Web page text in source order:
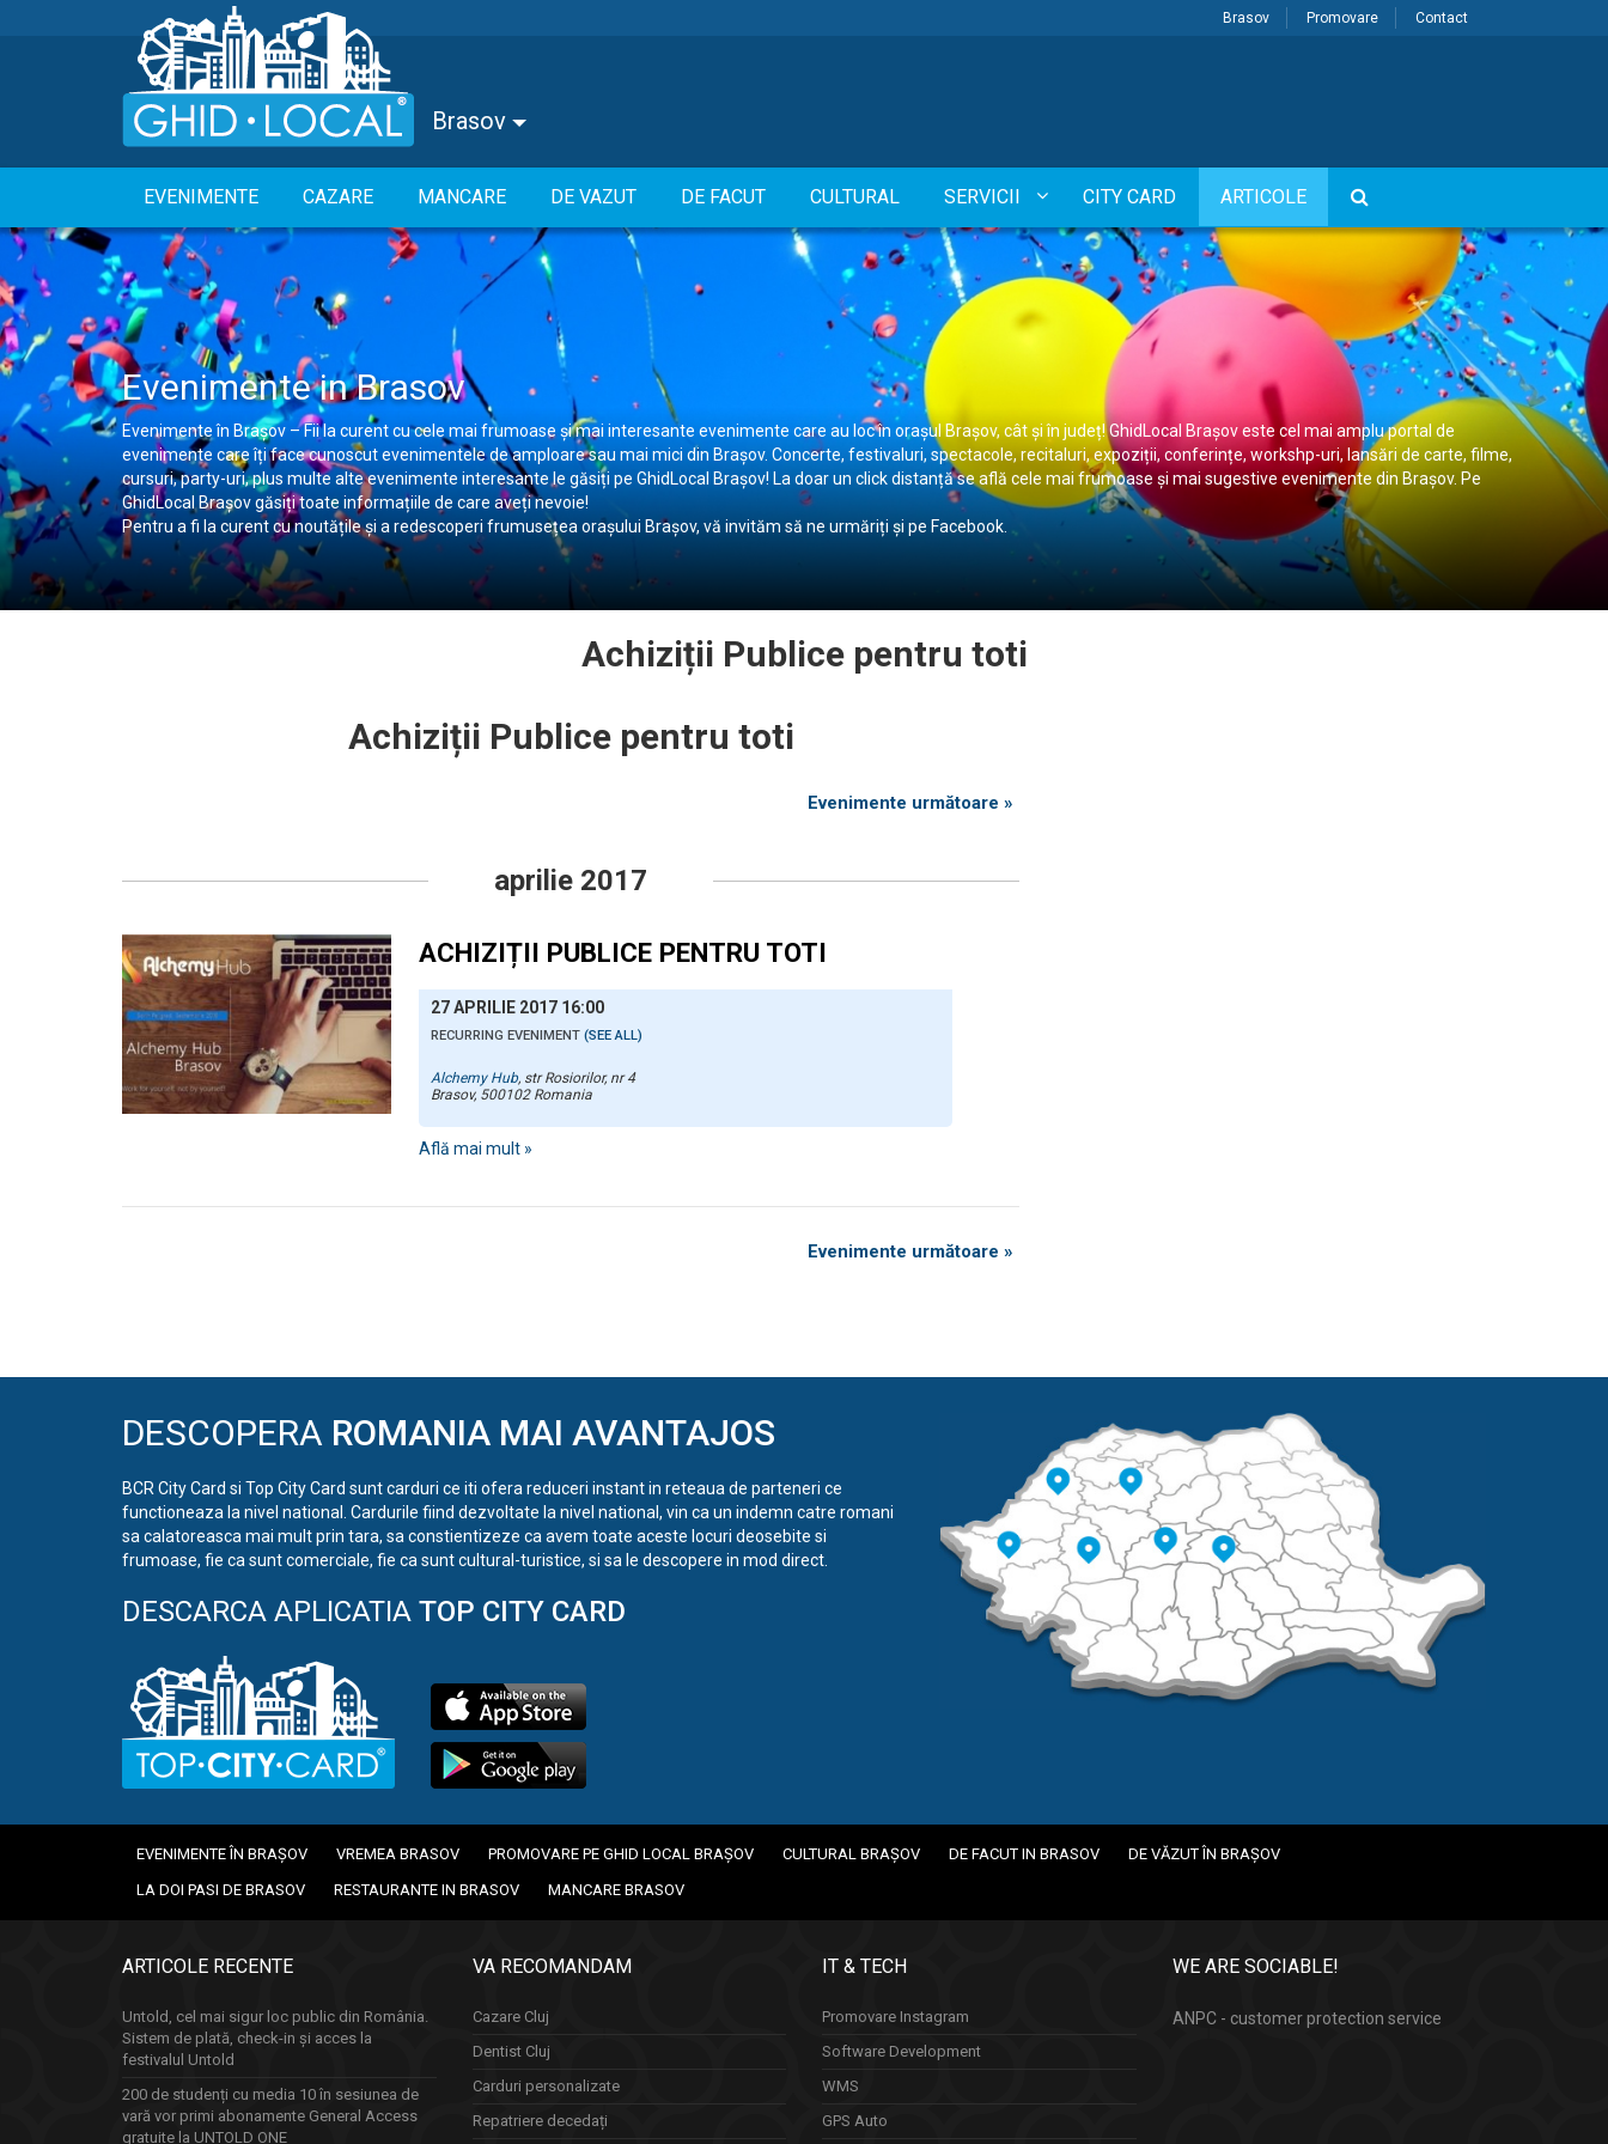
Brasov Promovare Contact
Brasov
EVENIMENTE CAZARE MANCARE DE VAZUT DE FACUT CULTURAL SERVICII CITY CARD ARTICOLE
Evenimente in Brasov
Evenimente în Brașov – Fii la curent cu cele mai frumoase și mai interesante evenimente care au loc în orașul Brașov, cât și în județ! GhidLocal Brașov este cel mai amplu portal de
evenimente care îți face cunoscut evenimentele de amploare sau mai mici din Brașov. Concerte, festivaluri, spectacole, recitaluri, expoziții, conferințe, workshp-uri, lansări de carte, filme,
cursuri, party-uri, plus multe alte evenimente interesante le găsiți pe GhidLocal Brașov! La doar un click distanță se află cele mai frumoase și mai sugestive evenimente din Brașov. Pe
GhidLocal Brașov găsiți toate informațiile de care aveți nevoie!
Pentru a fi la curent cu noutățile și a redescoperi frumusețea orașului Brașov, vă invităm să ne urmăriți și pe Facebook.
Achiziții Publice pentru toti
Achiziții Publice pentru toti
Evenimente următoare »
aprilie 2017
ACHIZIȚII PUBLICE PENTRU TOTI
27 APRILIE 2017 16:00
RECURRING EVENIMENT (SEE ALL)
Alchemy Hub, str Rosiorilor, nr 4
Brasov, 500102 Romania
Află mai mult »
Evenimente următoare »
DESCOPERA ROMANIA MAI AVANTAJOS
BCR City Card si Top City Card sunt carduri ce iti ofera reduceri instant in reteaua de parteneri ce
functioneaza la nivel national. Cardurile fiind dezvoltate la nivel national, vin ca un indemn catre romani
sa calatoreasca mai mult prin tara, sa constientizeze ca avem toate aceste locuri deosebite si
frumoase, fie ca sunt comerciale, fie ca sunt cultural-turistice, si sa le descopere in mod direct.
DESCARCA APLICATIA TOP CITY CARD
EVENIMENTE ÎN BRAȘOV VREMEA BRASOV PROMOVARE PE GHID LOCAL BRAȘOV CULTURAL BRAȘOV DE FACUT IN BRASOV
DE VĂZUT ÎN BRAȘOV
LA DOI PASI DE BRASOV
RESTAURANTE IN BRASOV MANCARE BRASOV
ARTICOLE RECENTE
Untold, cel mai sigur loc public din România.
Sistem de plată, check-in și acces la
festivalul Untold
200 de studenți cu media 10 în sesiunea de
vară vor primi abonamente General Access
gratuite la UNTOLD ONE
VA RECOMANDAM
Cazare Cluj
Dentist Cluj
Carduri personalizate
Repatriere decedați
IT & TECH
Promovare Instagram
Software Development
WMS
GPS Auto
WE ARE SOCIABLE!
ANPC - customer protection service